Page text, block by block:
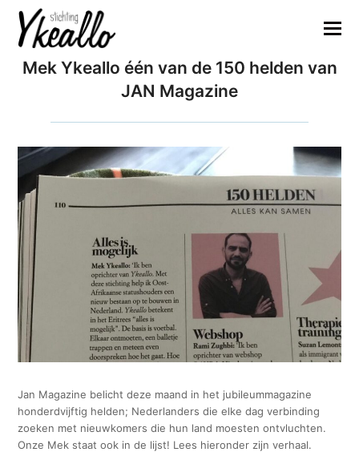
Mek Ykeallo één van de 150 helden van
JAN Magazine
Jan Magazine belicht deze maand in het jubileummagazine
honderdvijftig helden; Nederlanders die elke dag verbinding
zoeken met nieuwkomers die hun land moesten ontvluchten.
Onze Mek staat ook in de lijst! Lees hieronder zijn verhaal.